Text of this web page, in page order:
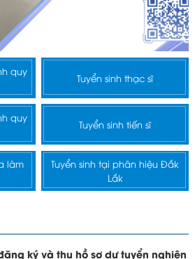
quy
Tuyển sinh thạc sĩ
quy
Tuyển sinh tiến sĩ
làm
Tuyển sinh tại phân hiệu Đắk
Lắk
ký và thu hồ sơ dự tuyển nghiên